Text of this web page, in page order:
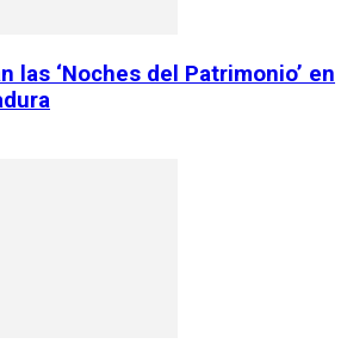
las ‘Noches del Patrimonio’ en